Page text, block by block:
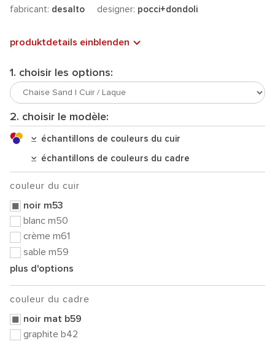
fabricant: desalto designer: pocci+dondoli
produktdetails einblenden
1. choisir les options:
2. choisir le modèle:
échantillons de couleurs du cuir
échantillons de couleurs du cadre
couleur du cuir
noir m53
blanc m50
crème m61
sable m59
plus d'options
couleur du cadre
noir mat b59
graphite b42